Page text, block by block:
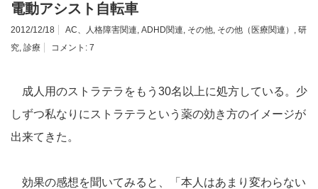
電動アシスト自転車
2012/12/18 AC、人格障害関連, ADHD関連, その他, その他（医療関連） , 研
究, 診療 コメント: 7
成人用のストラテラをもう30名以上に処方している。少
しずつ私なりにストラテラという薬の効き方のイメージが
出来てきた。
効果の感想を聞いてみると、「本人はあまり変わらない